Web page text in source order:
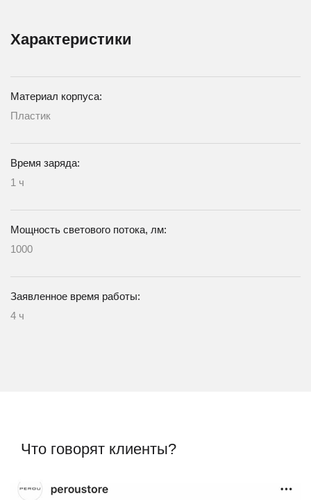
Характеристики
Материал корпуса:
Пластик
Время заряда:
1 ч
Мощность светового потока, лм:
1000
Заявленное время работы:
4 ч
Что говорят клиенты?